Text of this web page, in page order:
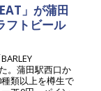
」が蒲田
フトビール
。蒲田駅西口か
類以上を樽生で